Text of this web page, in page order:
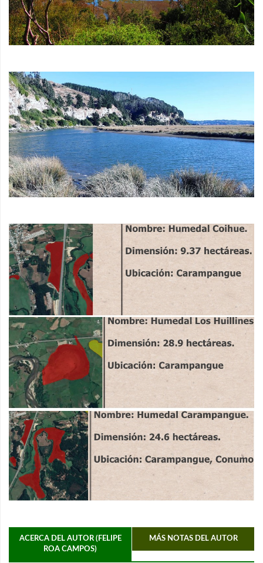
ACERCA DEL AUTOR (FELIPE
ROA CAMPOS)
MÁS NOTAS DEL AUTOR